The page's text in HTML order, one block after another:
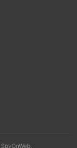
SpyOnWeb.